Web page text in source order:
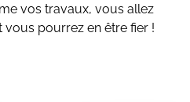
vos travaux, vous allez
pourrez en être fier !